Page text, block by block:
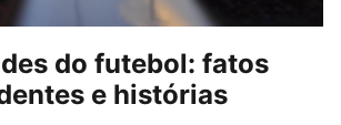
do futebol: fatos
e histórias